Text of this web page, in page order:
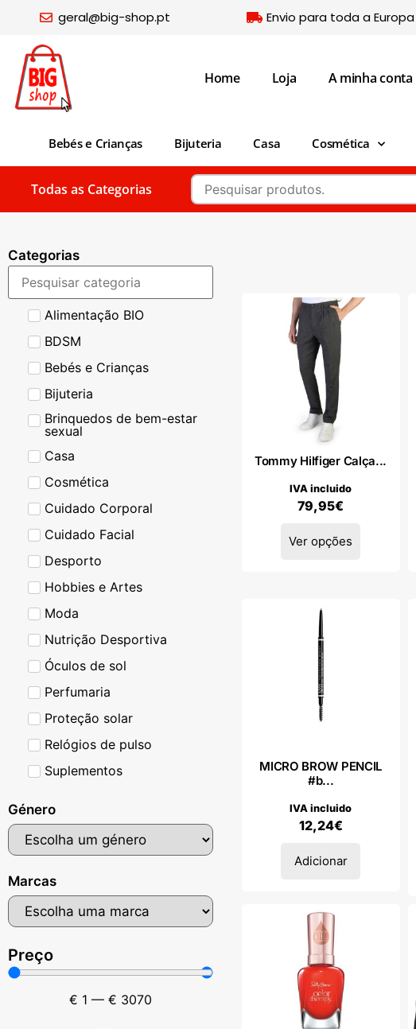
geral@big-shop.pt Envio para toda a Europa
Home Loja A minha conta
Bebés e Crianças Bijuteria Casa Cosmética
Todas as Categorias
Categorias
Alimentação BIO
BDSM
Bebés e Crianças
Bijuteria
Brinquedos de bem-estar
sexual
Casa
Cosmética
Cuidado Corporal
Cuidado Facial
Desporto
Hobbies e Artes
Moda
Nutrição Desportiva
Óculos de sol
Perfumaria
Proteção solar
Relógios de pulso
Suplementos
Género
Marcas
Preço
€ 1 — € 3070
Tommy Hilfiger Calça...
79,95€
IVA incluido
Ver opções
MICRO BROW PENCIL
#b...
12,24€
IVA incluido
Adicionar